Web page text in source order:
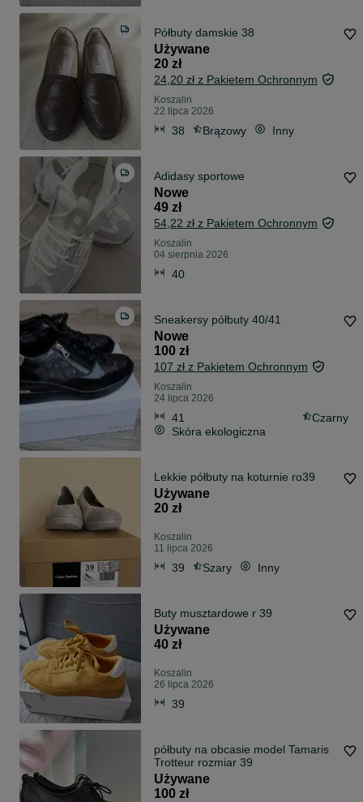
Półbuty damskie 38
Używane
20 zł
24,20 zł z Pakietem Ochronnym
Koszalin
22 lipca 2026
38 Brązowy Inny
Adidasy sportowe
Nowe
49 zł
54,22 zł z Pakietem Ochronnym
Koszalin
04 sierpnia 2026
40
Sneakersy półbuty 40/41
Nowe
100 zł
107 zł z Pakietem Ochronnym
Koszalin
24 lipca 2026
41
Czarny
Skóra ekologiczna
Lekkie półbuty na koturnie ro39
Używane
20 zł
Koszalin
11 lipca 2026
39 Szary Inny
Buty musztardowe r 39
Używane
40 zł
Koszalin
26 lipca 2026
39
półbuty na obcasie model Tamaris
Trotteur rozmiar 39
Używane
100 zł